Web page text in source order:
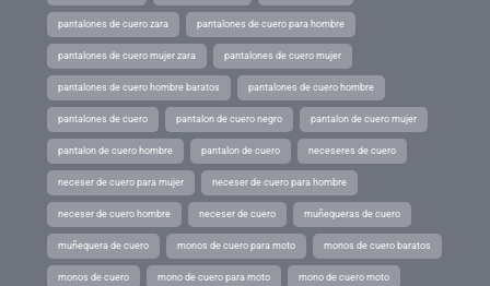
pantalones de cuero zara pantalones de cuero para hombre
pantalones de cuero mujer zara pantalones de cuero mujer
pantalones de cuero hombre baratos pantalones de cuero hombre
pantalones de cuero pantalon de cuero negro pantalon de cuero mujer
pantalon de cuero hombre pantalon de cuero neceseres de cuero
neceser de cuero para mujer neceser de cuero para hombre
neceser de cuero hombre neceser de cuero muñequeras de cuero
muñequera de cuero monos de cuero para moto monos de cuero baratos
monos de cuero mono de cuero para moto mono de cuero moto